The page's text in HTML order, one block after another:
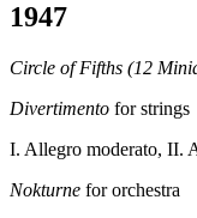
1947
Circle of Fifths (12
Divertimento for strings
I. Allegro moderato, II.
Nokturne for orchestra